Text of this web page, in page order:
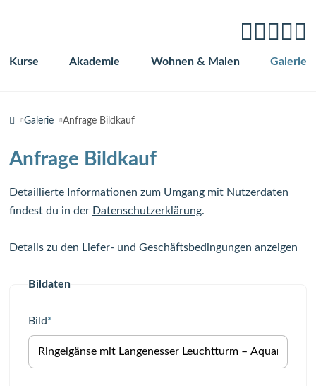
Navigation
Kurse Akademie Wohnen & Malen Galerie
Galerie Anfrage Bildkauf
Anfrage Bildkauf
Detaillierte Informationen zum Umgang mit Nutzerdaten
findest du in der Datenschutzerklärung.
Details zu den Liefer- und Geschäftsbedingungen anzeigen
Bildaten
Pflichtfeld
Bild*